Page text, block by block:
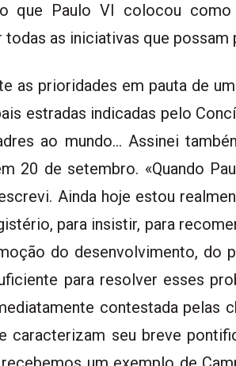
que Paulo VI colocou
as iniciativas que
as prioridades em pauta de
estradas indicadas pelo
ao mundo… Assinei
20 de setembro. «Quando
Ainda hoje estou
para insistir, para
do desenvolvimento, do
para resolver esses
contestada pelas
caracterizam seu breve